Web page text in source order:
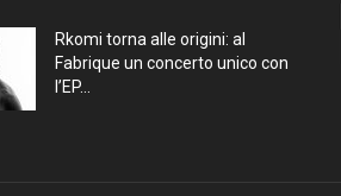
Rkomi torna alle origini: al
Fabrique un concerto unico con
l’EP...